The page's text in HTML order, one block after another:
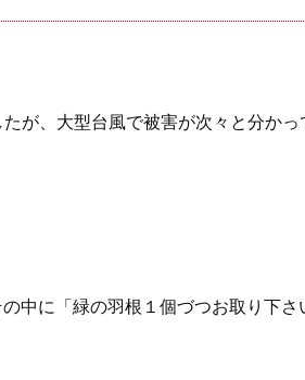
が、大型台風で被害が次々と分か
中に「緑の羽根１個づつお取り下さ